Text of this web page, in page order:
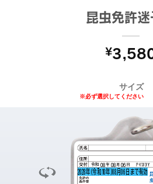
昆虫免許
¥
サイズ
※必ず選択してください
2028年(令和10年)08月06日まで有効
令和 08 08 06